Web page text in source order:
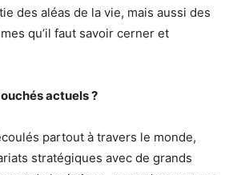
des aléas de la vie, mais aussi des
qu’il faut savoir cerner et
actuels ?
partout à travers le monde,
stratégiques avec de grands